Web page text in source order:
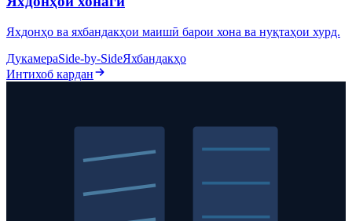
Яхдонҳо ва яхбандакҳои маишӣ барои хона ва нуқтаҳои хурд.
ДукамераSide-by-SideЯхбандакҳо
Интихоб кардан